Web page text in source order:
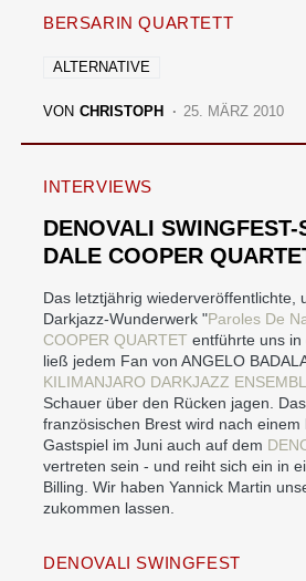
BERSARIN QUARTETT
ALTERNATIVE
VON CHRISTOPH 25. MÄRZ 2010
INTERVIEWS
DENOVALI
DALE COOPER
Das letztjährig wiederveröffentlichte,
Darkjazz-Wunderwerk "Paroles De
COOPER QUARTET entführte uns in
ließ jedem Fan von ANGELO
KILIMANJARO DARKJAZZ
Schauer über den Rücken jagen.
französischen Brest wird nach einem
Gastspiel im Juni auch auf dem
vertreten sein - und reiht sich ein in
Billing. Wir haben Yannick Martin
zukommen lassen.
DENOVALI SWINGFEST